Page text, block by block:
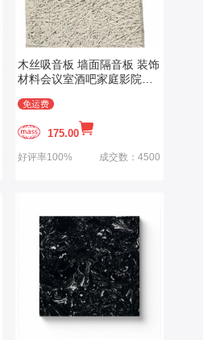
木丝吸音板 墙面隔音板 装饰
材料会议室酒吧家庭影院酒
免运费
175.00
好评率100% 成交数：4500